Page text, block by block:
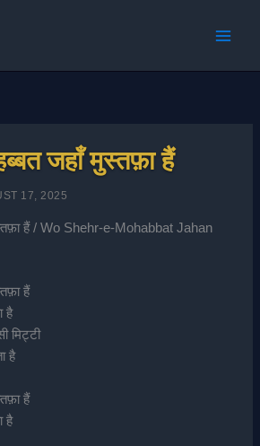
जहाँ मुस्तफ़ा हैं
17, 2025
हैं / Wo Shehr-e-Mohabbat Jahan
हैं
है
मिट्टी
है
हैं
है